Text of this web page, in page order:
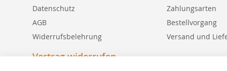
Datenschutz
AGB
Widerrufsbelehrung
Vertrag widerrufen
Zahlungsarten
Bestellvorgang
Versand und